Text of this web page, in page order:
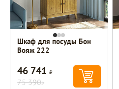
Шкаф для посуды Бон
Вояж 222
46 741Р
75 390Р